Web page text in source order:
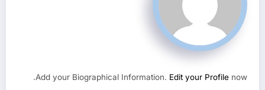
Add your Biographical Information. Edit your Profile now.